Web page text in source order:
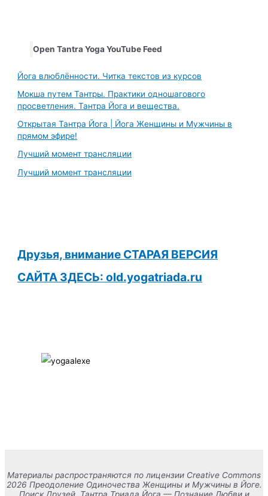
Open Tantra Yoga YouTube Feed
Йога влюблённости. Читка текстов из курсов
Мокша путем Тантры. Практики одношагового
просветления. Тантра Йога и вещества.
Открытая Тантра Йога | Йога Женщины и Мужчины в
прямом эфире!
Лучший момент трансляции
Лучший момент трансляции
Друзья, внимание СТАРАЯ ВЕРСИЯ
САЙТА ЗДЕСЬ: old.yogatriada.ru
Материалы распространяются по лицензии Creative Commons
2026 Преодоление Одиночества Женщины и Мужчины в Йоге.